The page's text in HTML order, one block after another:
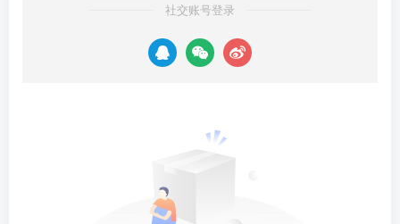
社交账号登录